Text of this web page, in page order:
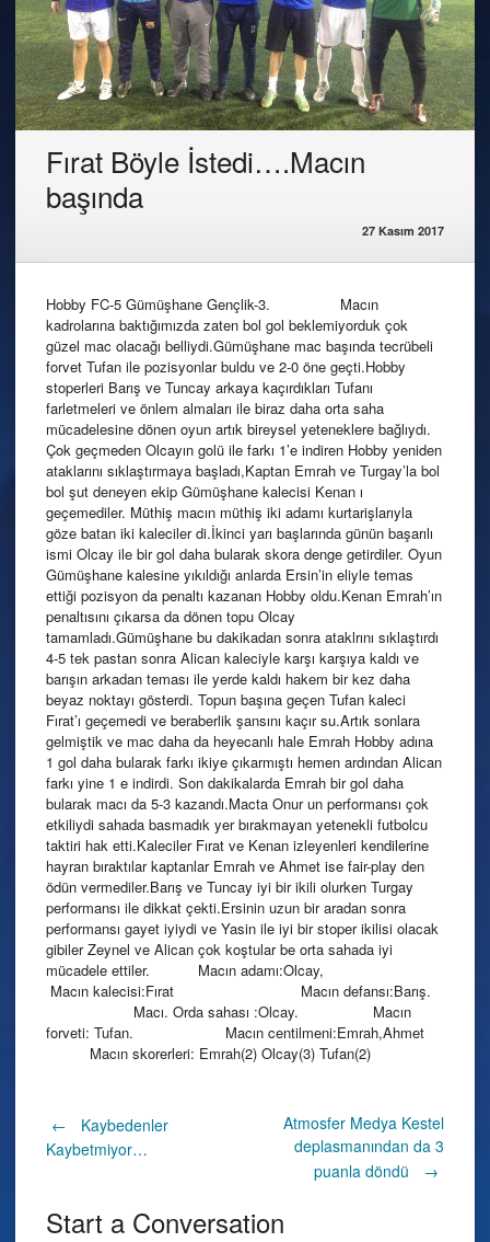
Fırat Böyle İstedi….Macın
başında
27 Kasım 2017
Hobby FC-5 Gümüşhane Gençlik-3. Macın
kadrolarına baktığımızda zaten bol gol beklemiyorduk çok
güzel mac olacağı belliydi.Gümüşhane mac başında tecrübeli
forvet Tufan ile pozisyonlar buldu ve 2-0 öne geçti.Hobby
stoperleri Barış ve Tuncay arkaya kaçırdıkları Tufanı
farletmeleri ve önlem almaları ile biraz daha orta saha
mücadelesine dönen oyun artık bireysel yeteneklere bağlıydı.
Çok geçmeden Olcayın golü ile farkı 1’e indiren Hobby yeniden
ataklarını sıklaştırmaya başladı,Kaptan Emrah ve Turgay’la bol
bol şut deneyen ekip Gümüşhane kalecisi Kenan ı
geçemediler. Müthiş macın müthiş iki adamı kurtarişlarıyla
göze batan iki kaleciler di.İkinci yarı başlarında günün başarılı
ismi Olcay ile bir gol daha bularak skora denge getirdiler. Oyun
Gümüşhane kalesine yıkıldığı anlarda Ersin’in eliyle temas
ettiği pozisyon da penaltı kazanan Hobby oldu.Kenan Emrah’ın
penaltısını çıkarsa da dönen topu Olcay
tamamladı.Gümüşhane bu dakikadan sonra ataklrını sıklaştırdı
4-5 tek pastan sonra Alican kaleciyle karşı karşıya kaldı ve
barışın arkadan teması ile yerde kaldı hakem bir kez daha
beyaz noktayı gösterdi. Topun başına geçen Tufan kaleci
Fırat’ı geçemedi ve beraberlik şansını kaçır su.Artık sonlara
gelmiştik ve mac daha da heyecanlı hale Emrah Hobby adına
1 gol daha bularak farkı ikiye çıkarmıştı hemen ardından Alican
farkı yine 1 e indirdi. Son dakikalarda Emrah bir gol daha
bularak macı da 5-3 kazandı.Macta Onur un performansı çok
etkiliydi sahada basmadık yer bırakmayan yetenekli futbolcu
taktiri hak etti.Kaleciler Fırat ve Kenan izleyenleri kendilerine
hayran bıraktılar kaptanlar Emrah ve Ahmet ise fair-play den
ödün vermediler.Barış ve Tuncay iyi bir ikili olurken Turgay
performansı ile dikkat çekti.Ersinin uzun bir aradan sonra
performansı gayet iyiydi ve Yasin ile iyi bir stoper ikilisi olacak
gibiler Zeynel ve Alican çok koştular be orta sahada iyi
mücadele ettiler. Macın adamı:Olcay,
Macın kalecisi:Fırat Macın defansı:Barış.
Macı. Orda sahası :Olcay. Macın
forveti: Tufan. Macın centilmeni:Emrah,Ahmet
Macın skorerleri: Emrah(2) Olcay(3) Tufan(2)
Post
navigation
←
Kaybedenler
Kaybetmiyor…
Atmosfer Medya Kestel
deplasmanından da 3
puanla döndü
→
Start a Conversation